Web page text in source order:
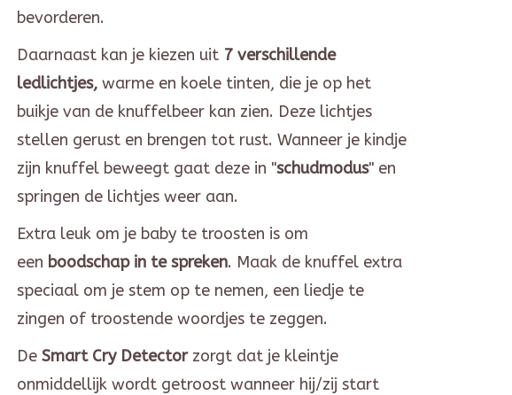
bevorderen.
Daarnaast kan je kiezen uit 7 verschillende
ledlichtjes,warme en koele tinten, die je op het
buikje van de knuffelbeer kan zien. Deze lichtjes
stellen gerust en brengen tot rust. Wanneer je kindje
zijn knuffel beweegt gaat deze in "schudmodus" en
springen de lichtjes weer aan.
Extra leuk om je baby te troosten is om
een boodschap in te spreken. Maak de knuffel extra
speciaal om je stem op te nemen, een liedje te
zingen of troostende woordjes te zeggen.
De Smart Cry Detectorzorgt dat je kleintje
onmiddellijk wordt getroost wanneer hij/zij start